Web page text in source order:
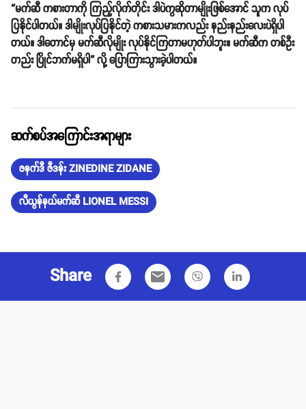
“မက်ဆီ ကစားတာကို ကြည့်လိုက်တိုင်း ဒါပဲကွဆိုတာမျိုးဖြစ်အောင် သူက လုပ်
ပြနိုင်ပါတယ်။ ဒါမျိုးလုပ်ပြနိုင်တဲ့ ကစားသမားကလည်း နည်းနည်းလေးပဲရှိပါ
တယ်။ ဒါတောင်မှ မက်ဆီလိုမျိုး လုပ်နိုင်ကြတာမဟုတ်ပါဘူး။ မက်ဆီက တစ်ဦး
တည်း ပြိုင်ဘက်မရှိပါ” လို့ ပြောကြားသွားခဲ့ပါတယ်။
ဆက်စပ်အကြောင်းအရာများ
ဇနက်ဒီ ဇီဒန်း ZINEDINE ZIDANE
လီယွန်နယ်မက်ဆီ LIONEL MESSI
Share email